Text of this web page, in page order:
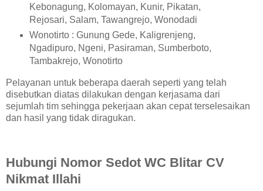
Kebonagung, Kolomayan, Kunir, Pikatan,
Rejosari, Salam, Tawangrejo, Wonodadi
Wonotirto : Gunung Gede, Kaligrenjeng,
Ngadipuro, Ngeni, Pasiraman, Sumberboto,
Tambakrejo, Wonotirto
Pelayanan untuk beberapa daerah seperti yang telah
disebutkan diatas dilakukan dengan kerjasama dari
sejumlah tim sehingga pekerjaan akan cepat terselesaikan
dan hasil yang tidak diragukan.
Hubungi Nomor Sedot WC Blitar CV
Nikmat Illahi